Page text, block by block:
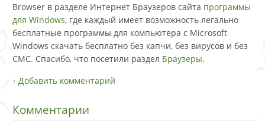
Browser в разделе Интернет Браузеров сайта программы
для Windows, где каждый имеет возможность легально
бесплатные программы для компьютера с Microsoft
Windows скачать бесплатно без капчи, без вирусов и без
СМС. Спасибо, что посетили раздел Браузеры.
Добавить комментарий
Комментарии